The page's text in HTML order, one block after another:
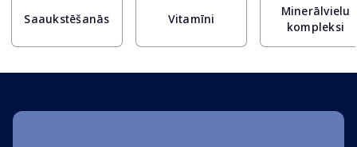
Saaukstēšanās Vitamīni
Minerālvielu
kompleksi